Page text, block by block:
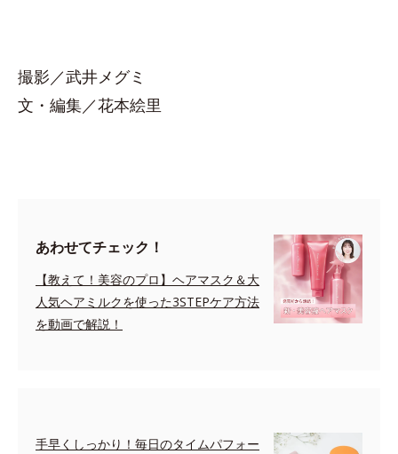
撮影／武井メグミ
文・編集／花本絵里
あわせてチェック！
【教えて！美容のプロ】ヘアマスク＆大
人気ヘアミルクを使った3STEPケア方法
を動画で解説！
手早くしっかり！毎日のタイムパフォー